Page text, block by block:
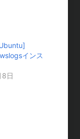
インス
8日